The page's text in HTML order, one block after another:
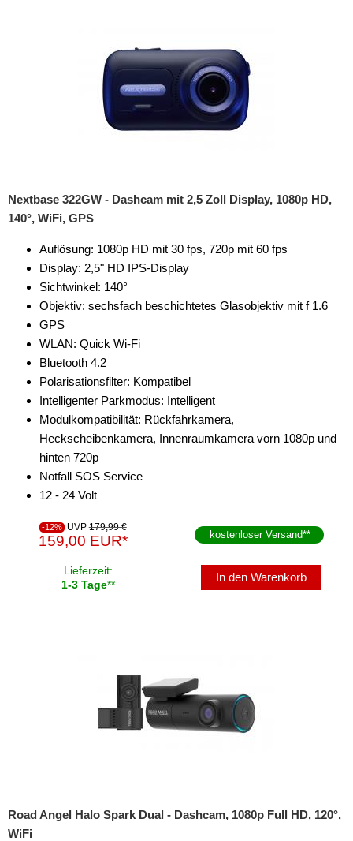
Nextbase 322GW - Dashcam mit 2,5 Zoll Display, 1080p HD,
140°, WiFi, GPS
Auflösung: 1080p HD mit 30 fps, 720p mit 60 fps
Display: 2,5" HD IPS-Display
Sichtwinkel: 140°
Objektiv: sechsfach beschichtetes Glasobjektiv mit f 1.6
GPS
WLAN: Quick Wi-Fi
Bluetooth 4.2
Polarisationsfilter: Kompatibel
Intelligenter Parkmodus: Intelligent
Modulkompatibilität: Rückfahrkamera,
Heckscheibenkamera, Innenraumkamera vorn 1080p und
hinten 720p
Notfall SOS Service
12 - 24 Volt
-12% UVP 179,99 €
159,00 EUR* kostenloser Versand**
Lieferzeit:
1-3 Tage**
In den Warenkorb
Road Angel Halo Spark Dual - Dashcam, 1080p Full HD, 120°,
WiFi